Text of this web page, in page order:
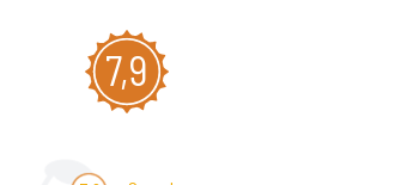
7,9